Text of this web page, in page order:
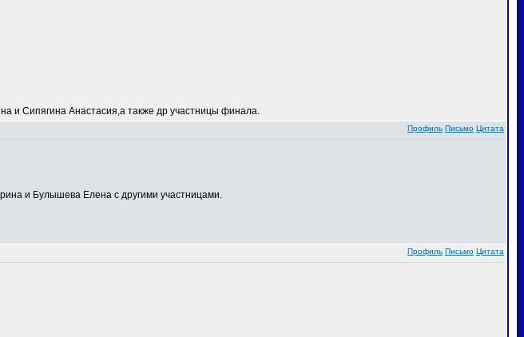
Сипягина Анастасия,а также др участницы финала.
Профиль Письмо Цитата
и Булышева Елена с другими участницами.
Профиль Письмо Цитата